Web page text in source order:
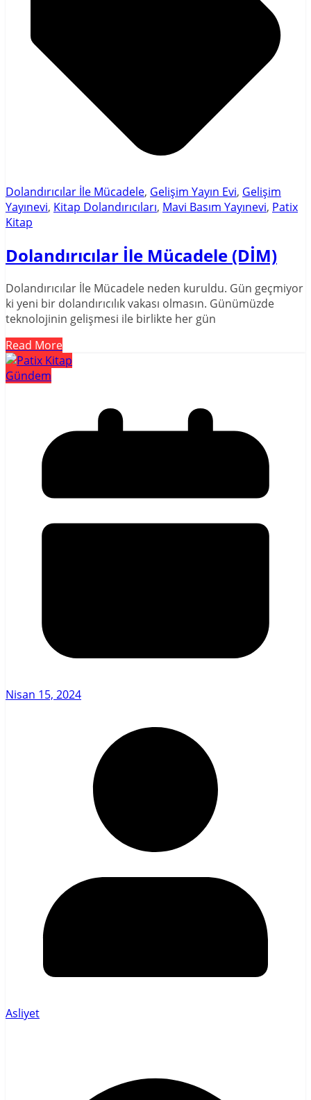
Dolandırıcılar İle Mücadele, Gelişim Yayın Evi, Gelişim
Yayınevi, Kitap Dolandırıcıları, Mavi Basım Yayınevi, Patix
Kitap
Dolandırıcılar İle Mücadele (DİM)
Dolandırıcılar İle Mücadele neden kuruldu. Gün geçmiyor
ki yeni bir dolandırıcılık vakası olmasın. Günümüzde
teknolojinin gelişmesi ile birlikte her gün
Read More
Gündem
Nisan 15, 2024
Asliyet